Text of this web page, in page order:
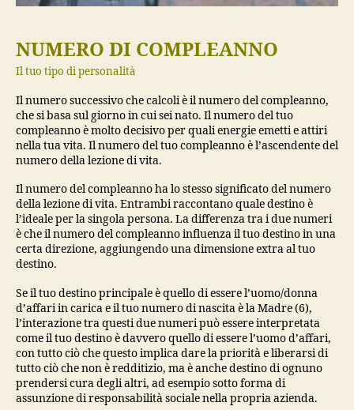
NUMERO DI COMPLEANNO
Il tuo tipo di personalità
Il numero successivo che calcoli è il numero del compleanno,
che si basa sul giorno in cui sei nato. Il numero del tuo
compleanno è molto decisivo per quali energie emetti e attiri
nella tua vita. Il numero del tuo compleanno è l’ascendente del
numero della lezione di vita.
Il numero del compleanno ha lo stesso significato del numero
della lezione di vita. Entrambi raccontano quale destino è
l’ideale per la singola persona. La differenza tra i due numeri
è che il numero del compleanno influenza il tuo destino in una
certa direzione, aggiungendo una dimensione extra al tuo
destino.
Se il tuo destino principale è quello di essere l’uomo/donna
d’affari in carica e il tuo numero di nascita è la Madre (6),
l’interazione tra questi due numeri può essere interpretata
come il tuo destino è davvero quello di essere l’uomo d’affari,
con tutto ciò che questo implica dare la priorità e liberarsi di
tutto ciò che non è redditizio, ma è anche destino di ognuno
prendersi cura degli altri, ad esempio sotto forma di
assunzione di responsabilità sociale nella propria azienda.